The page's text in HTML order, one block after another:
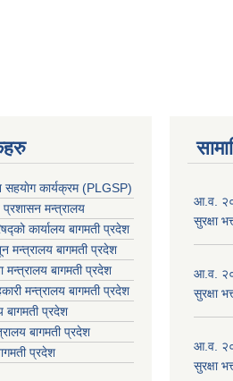
सहयाेग कार्यक्रम (PLGSP)
प्रशासन मन्त्रालय
कार्यालय बागमती प्रदेश
मन्त्रालय बागमती प्रदेश
मन्त्रालय बागमती प्रदेश
मन्त्रालय बागमती प्रदेश
बागमती प्रदेश
बागमती प्रदेश
प्रदेश
आ.व.
सुरक्षा
आ.व.
सुरक्षा
आ.व.
सुरक्षा